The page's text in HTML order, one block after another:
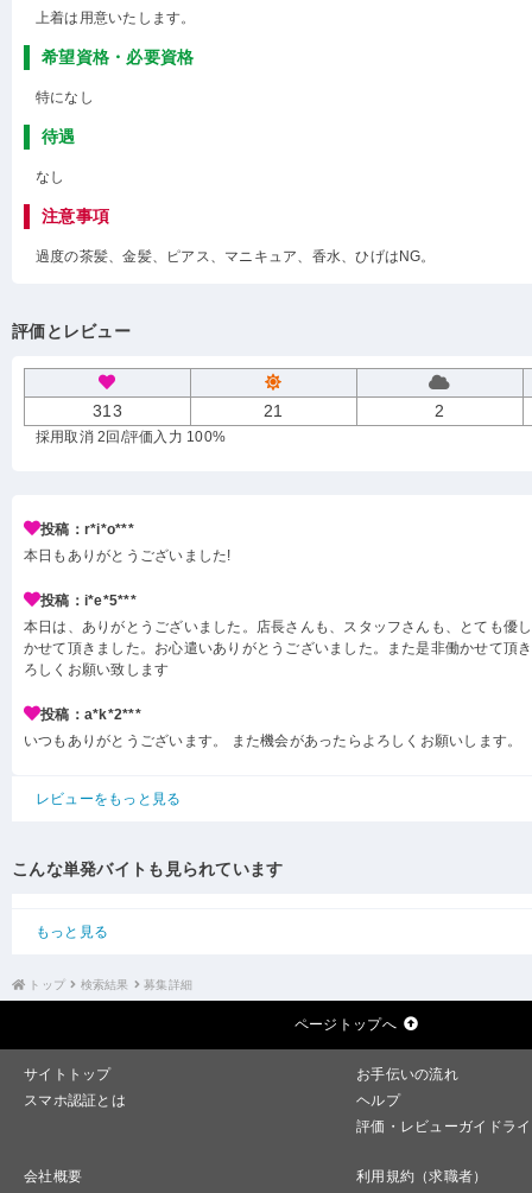
上着は用意いたします。
希望資格・必要資格
特になし
待遇
なし
注意事項
過度の茶髪、金髪、ピアス、マニキュア、香水、ひげはNG。
評価とレビュー
313 21 2
採用取消 2回 /評価入力 100%
投稿：r*i*o***
本日もありがとうございました!
投稿：i*e*5***
本日は、ありがとうございました。店長さんも、スタッフさんも、とても優
かせて頂きました。お心遣いありがとうございました。また是非働かせて頂
ろしくお願い致します
投稿：a*k*2***
いつもありがとうございます。 また機会があったらよろしくお願いします。
レビューをもっと見る
こんな単発バイトも見られています
もっと見る
トップ 検索結果 募集詳細
ページトップへ
サイトトップ
お手伝いの流れ
スマホ認証とは
ヘルプ
評価・レビューガイドラ
会社概要
利用規約（求職者）